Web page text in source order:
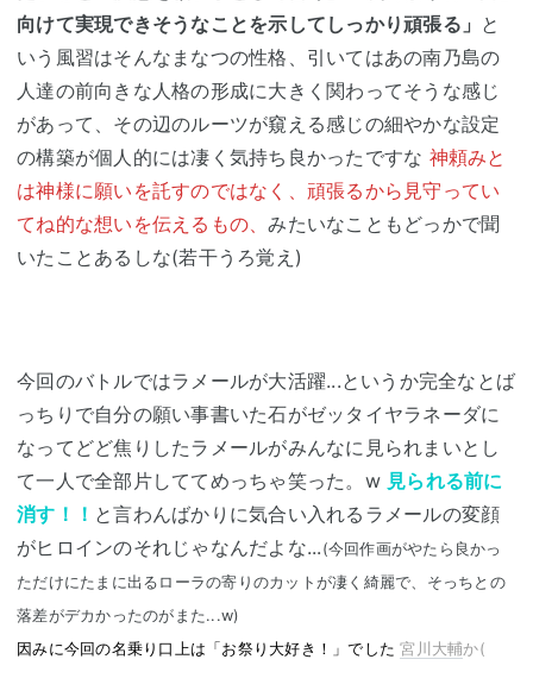
向けて実現できそうなことを示してしっかり頑張る」 と
いう風習はそんなまなつの性格、引いてはあの南乃島の
人達の前向きな人格の形成に大きく関わってそうな感じ
があって、その辺のルーツが窺える感じの細やかな設定
の構築が個人的には凄く気持ち良かったですな 神頼みと
は神様に願いを託すのではなく、頑張るから見守ってい
てね的な想いを伝えるもの、みたいなこともどっかで聞
いたことあるしな(若干うろ覚え)
今回のバトルではラメールが大活躍...というか完全なとば
っちりで自分の願い事書いた石がゼッタイヤラネーダに
なってどど焦りしたラメールがみんなに見られまいとし
て一人で全部片しててめっちゃ笑った。w 見られる前に
消す！！ と言わんばかりに気合い入れるラメールの変顔
がヒロインのそれじゃなんだよな... (今回作画がやたら良かっ
ただけにたまに出るローラの寄りのカットが凄く綺麗で、そっちとの
落差がデカかったのがまた...w)
因みに今回の名乗り口上は「お祭り大好き！」でした 宮川大輔か(